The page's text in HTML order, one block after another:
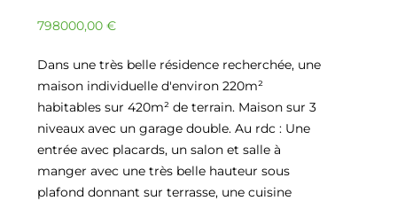
798000,00 €
Dans une très belle résidence recherchée, une
maison individuelle d'environ 220m²
habitables sur 420m² de terrain. Maison sur 3
niveaux avec un garage double. Au rdc : Une
entrée avec placards, un salon et salle à
manger avec une très belle hauteur sous
plafond donnant sur terrasse, une cuisine